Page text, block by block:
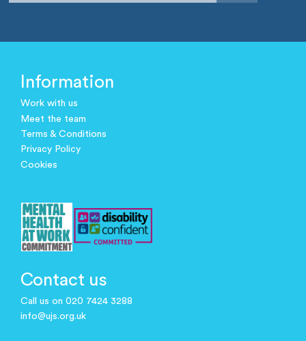
Information
Work with us
Meet the team
Terms & Conditions
Privacy Policy
Cookies
Contact us
Call us on 020 7424 3288
info@ujs.org.uk